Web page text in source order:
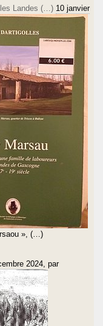
les Landes (…) 10 janvier
», (…)
2024, par